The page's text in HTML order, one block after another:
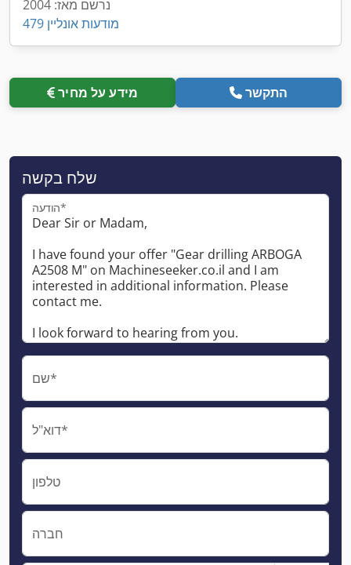
נרשם מאז: 2004
479 מודעות אונליין
מידע על מחיר התקשר
שלח בקשה
הודעה*
שם*
דוא"ל*
טלפון
חברה